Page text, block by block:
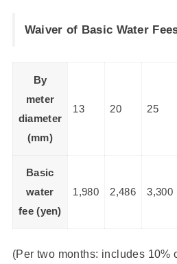
Waiver of Basic Water
By
meter
diameter
(mm)
13 20 25
Basic
water
fee (yen)
1,980 2,486 3,300
(Per two months: includes 10%